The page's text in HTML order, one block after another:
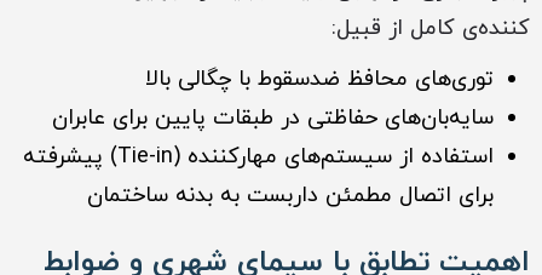
کننده‌ی کامل از قبیل:
توری‌های محافظ ضدسقوط با چگالی بالا
سایه‌بان‌های حفاظتی در طبقات پایین برای عابران
استفاده از سیستم‌های مهارکننده (Tie-in) پیشرفته
برای اتصال مطمئن داربست به بدنه ساختمان
اهمیت تطابق با سیمای شهری و ضوابط